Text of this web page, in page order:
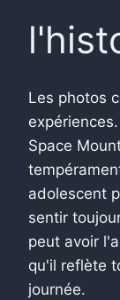
Les photos
Space
adolescent
sentir
peut avoir
qu'il reflète
journée.